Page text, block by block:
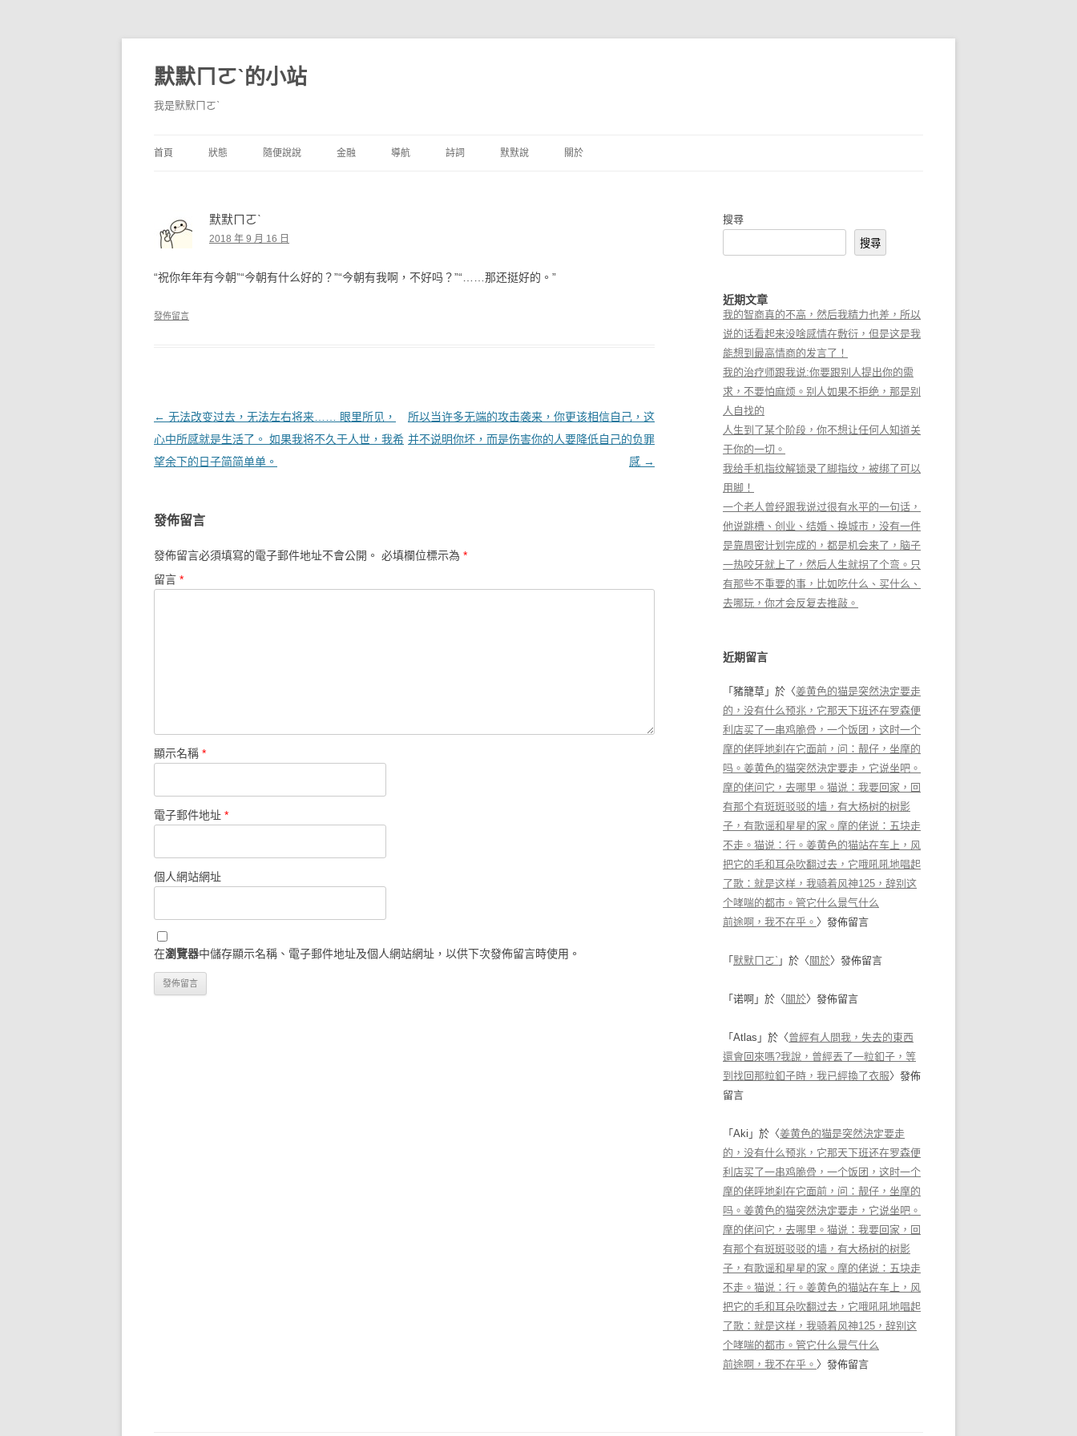
默默ㄇㄛˋ的小站
我是默默ㄇㄛˋ
首頁 狀態
獨白
隨便說說 金融
境外銀行
導航 詩詞 默默說 關於
默默ㄇㄛˋ
2018 年 9 月 16 日
“祝你年年有今朝”“今朝有什么好的？”“今朝有我啊，不好吗？”“……那还挺好的。”
發佈留言
文章導覽
← 无法改变过去，无法左右将来…… 眼里所见，
心中所感就是生活了。 如果我将不久于人世，我希
望余下的日子简简单单。
所以当许多无端的攻击袭来，你更该相信自己，这
并不说明你坏，而是伤害你的人要降低自己的负罪
感 →
發佈留言
發佈留言必須填寫的電子郵件地址不會公開。 必填欄位標示為 *
留言 *
顯示名稱 *
電子郵件地址 *
個人網站網址
在瀏覽器中儲存顯示名稱、電子郵件地址及個人網站網址，以供下次發佈留言時使用。
搜尋
搜尋
近期文章
我的智商真的不高，然后我精力也差，所以
说的话看起来没啥感情在敷衍，但是这是我
能想到最高情商的发言了！
我的治疗师跟我说:你要跟别人提出你的需
求，不要怕麻烦。别人如果不拒绝，那是别
人自找的
人生到了某个阶段，你不想让任何人知道关
于你的一切。
我给手机指纹解锁录了脚指纹，被绑了可以
用脚！
一个老人曾经跟我说过很有水平的一句话，
他说跳槽、创业、结婚、换城市，没有一件
是靠周密计划完成的，都是机会来了，脑子
一热咬牙就上了，然后人生就拐了个弯。只
有那些不重要的事，比如吃什么、买什么、
去哪玩，你才会反复去推敲。
近期留言
「 豬籠草 」於〈姜黄色的猫是突然決定要走
的，没有什么预兆，它那天下班还在罗森便
利店买了一串鸡脆骨，一个饭团，这时一个
摩的佬呼地刹在它面前，问：靓仔，坐摩的
吗。姜黄色的猫突然決定要走，它说坐吧。
摩的佬问它，去哪里。猫说：我要回家，回
有那个有斑斑驳驳的墙，有大杨树的树影
子，有歌谣和星星的家。摩的佬说：五块走
不走。猫说：行。姜黄色的猫站在车上，风
把它的毛和耳朵吹翻过去，它哦吼吼地唱起
了歌：就是这样，我骑着风神125，辞别这
个哮喘的都市。管它什么景气什么
前途啊，我不在乎。 〉發佈留言
「 默默ㄇㄛˋ 」於〈 關於〉發佈留言
「 诺啊 」於〈 關於〉發佈留言
「 Atlas 」於〈曾經有人問我，失去的東西
還會回來嗎?我說，曾經丟了一粒釦子，等
到找回那粒釦子時，我已經換了衣服〉發佈
留言
「 Aki 」於〈姜黄色的猫是突然決定要走
的，没有什么预兆，它那天下班还在罗森便
利店买了一串鸡脆骨，一个饭团，这时一个
摩的佬呼地刹在它面前，问：靓仔，坐摩的
吗。姜黄色的猫突然決定要走，它说坐吧。
摩的佬问它，去哪里。猫说：我要回家，回
有那个有斑斑驳驳的墙，有大杨树的树影
子，有歌谣和星星的家。摩的佬说：五块走
不走。猫说：行。姜黄色的猫站在车上，风
把它的毛和耳朵吹翻过去，它哦吼吼地唱起
了歌：就是这样，我骑着风神125，辞别这
个哮喘的都市。管它什么景气什么
前途啊，我不在乎。 〉發佈留言